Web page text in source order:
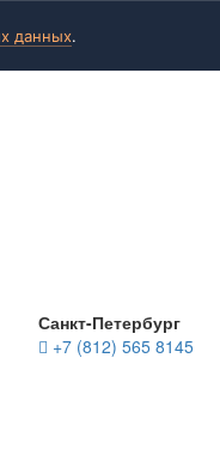
данных.
Санкт-Петербург
+7 (812) 565 8145